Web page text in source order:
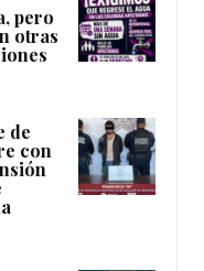
pero
otras
de
con